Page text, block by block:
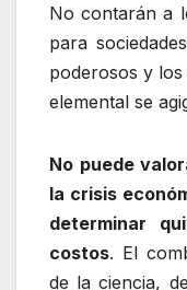
No contarán a
para
poderosos y
elemental se
No puede
la crisis
determinar
costos. El
de la ciencia,